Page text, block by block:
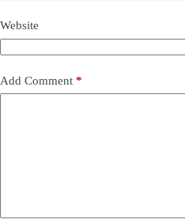
Website
Add Comment *